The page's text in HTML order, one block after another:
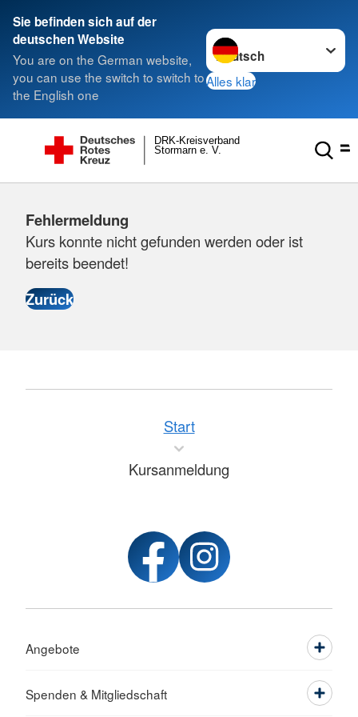
Sie befinden sich auf der
deutschen Website
You are on the German website,
you can use the switch to switch to
the English one
Sprache wechseln zu
Alles klar
Stormarn e. V.
DRK-Kreisverband
Fehlermeldung
Kurs konnte nicht gefunden werden oder ist
bereits beendet!
Start
Kursanmeldung
Angebote
Spenden & Mitgliedschaft